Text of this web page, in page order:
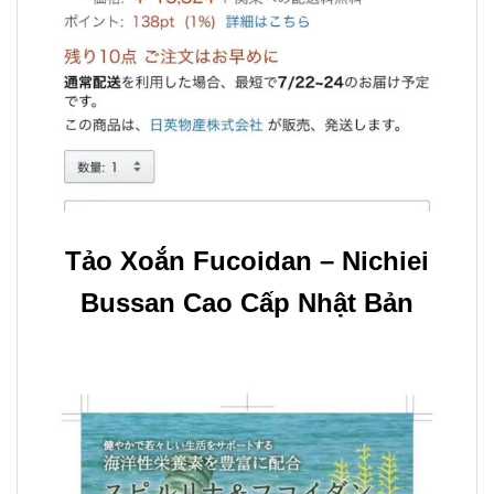
Tảo Xoắn Fucoidan – Nichiei
Bussan Cao Cấp Nhật Bản